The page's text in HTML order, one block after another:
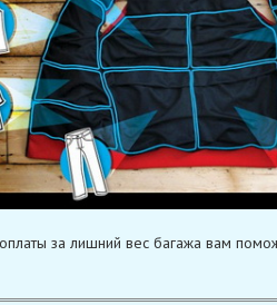
за лишний вес багажа вам